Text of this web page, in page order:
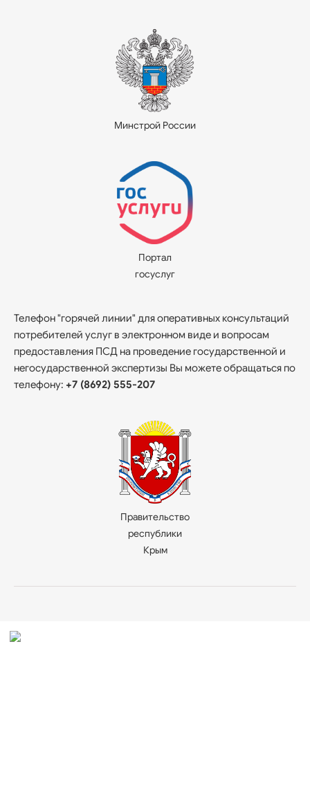
Минстрой России
Портал
госуслуг
Телефон "горячей линии" для оперативных консультаций
потребителей услуг в электронном виде и вопросам
предоставления ПСД на проведение государственной и
негосударственной экспертизы Вы можете обращаться по
телефону: +7 (8692) 555-207
Правительство
республики
Крым